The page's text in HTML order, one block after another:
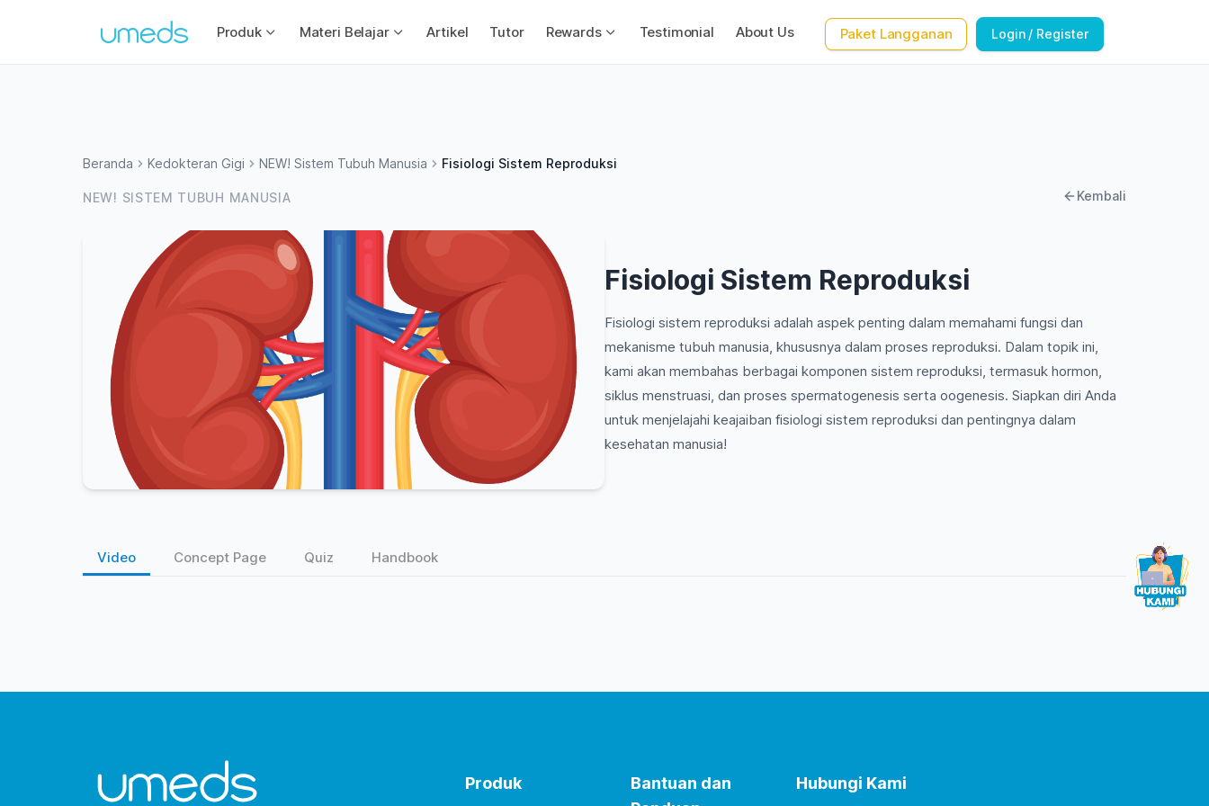
Produk Materi Belajar Artikel Tutor Rewards Testimonial About Us Paket Langganan Login / Register
Beranda Kedokteran Gigi NEW! Sistem Tubuh Manusia Fisiologi Sistem Reproduksi
NEW! SISTEM TUBUH MANUSIA Kembali
Fisiologi Sistem Reproduksi
Fisiologi sistem reproduksi adalah aspek penting dalam memahami fungsi dan
mekanisme tubuh manusia, khususnya dalam proses reproduksi. Dalam topik ini,
kami akan membahas berbagai komponen sistem reproduksi, termasuk hormon,
siklus menstruasi, dan proses spermatogenesis serta oogenesis. Siapkan diri Anda
untuk menjelajahi keajaiban fisiologi sistem reproduksi dan pentingnya dalam
kesehatan manusia!
Video Concept Page Quiz Handbook
Produk
Bantuan dan
Hubungi Kami